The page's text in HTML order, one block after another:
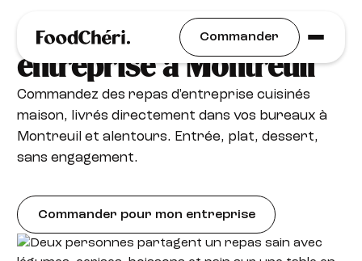
Commander
Plateaux repas livrés en
entreprise à Montreuil
Commandez des repas d'entreprise cuisinés
maison, livrés directement dans vos bureaux à
Montreuil et alentours. Entrée, plat, dessert,
sans engagement.
Commander pour mon entreprise